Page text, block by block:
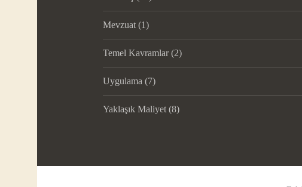
Mevzuat (1)
Temel Kavramlar(2)
Uygulama (7)
Yaklaşık Maliyet (8)